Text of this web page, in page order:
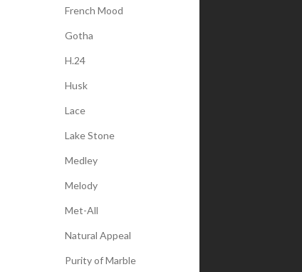
French Mood
Gotha
H.24
Husk
Lace
Lake Stone
Medley
Melody
Met-All
Natural Appeal
Purity of Marble